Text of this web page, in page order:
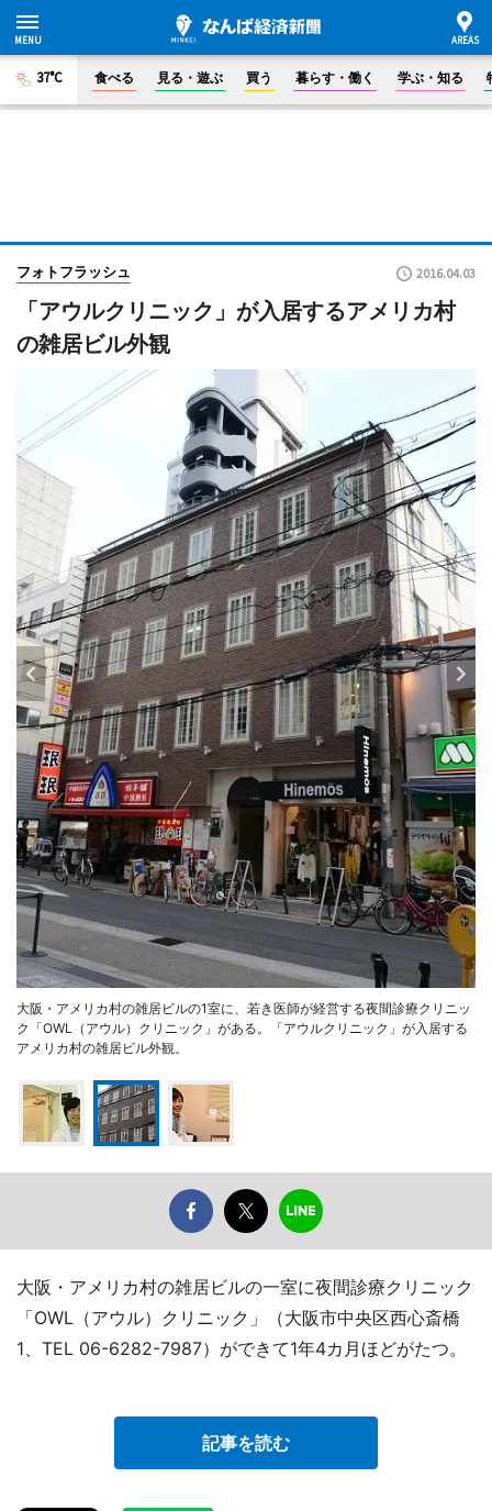
37°C 食べる 見る・遊ぶ 買う 暮らす・働く 学ぶ・知る
フォトフラッシュ 2016.04.03
「アウルクリニック」が入居するアメリカ村
の雑居ビル外観
大阪・アメリカ村の雑居ビルの1室に、若き医師が経営する夜間診療クリニッ
ク「OWL（アウル）クリニック」がある。「アウルクリニック」が入居する
アメリカ村の雑居ビル外観。
大阪・アメリカ村の雑居ビルの一室に夜間診療クリニック
「OWL（アウル）クリニック」（大阪市中央区西心斎橋
1、TEL 06-6282-7987）ができて1年4カ月ほどがたつ。
記事を読む